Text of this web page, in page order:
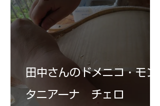
田中さんのドメニコ・モン
タニアーナ チェロ